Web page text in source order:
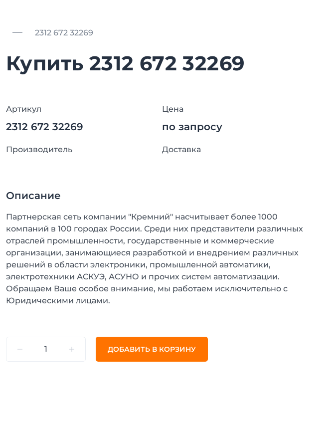
2312 672 32269
Купить 2312 672 32269
Артикул
2312 672 32269
Цена
по запросу
Производитель Доставка
Описание
Партнерская сеть компании "Кремний" насчитывает более 1000
компаний в 100 городах России. Среди них представители различных
отраслей промышленности, государственные и коммерческие
организации, занимающиеся разработкой и внедрением различных
решений в области электроники, промышленной автоматики,
электротехники АСКУЭ, АСУНО и прочих систем автоматизации.
Обращаем Ваше особое внимание, мы работаем исключительно с
Юридическими лицами.
ДОБАВИТЬ В КОРЗИНУ